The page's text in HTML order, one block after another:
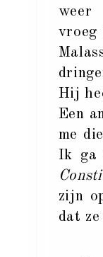
Hij
Een
me
Ik ga
zijn
dat